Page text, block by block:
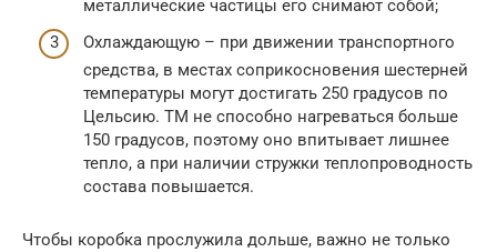
металлические частицы его снимают собой;
Охлаждающую – при движении транспортного
средства, в местах соприкосновения шестерней
температуры могут достигать 250 градусов по
Цельсию. ТМ не способно нагреваться больше
150 градусов, поэтому оно впитывает лишнее
тепло, а при наличии стружки теплопроводность
состава повышается.
Чтобы коробка прослужила дольше, важно не только